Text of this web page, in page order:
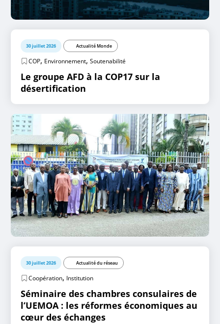
30 juillet 2026 Actualité Monde
COP, Environnement,Soutenabilité
Le groupe AFD à la COP17 sur la
désertification
30 juillet 2026 Actualité du réseau
Coopération, Institution
Séminaire des chambres consulaires de
l’UEMOA : les réformes économiques au
cœur des échanges